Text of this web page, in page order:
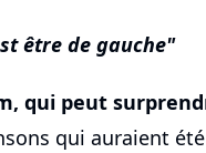
être de gauche
qui peut
qui auraient